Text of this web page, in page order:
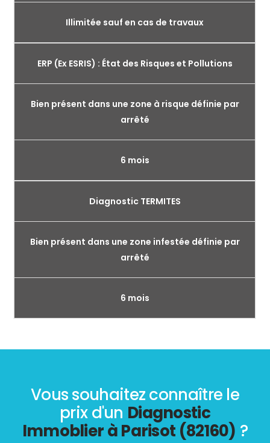
Illimitée sauf en cas de travaux
ERP (Ex ESRIS) : État des Risques et Pollutions
Bien présent dans une zone à risque définie par
arrêté
6 mois
Diagnostic TERMITES
Bien présent dans une zone infestée définie par
arrêté
6 mois
Vous souhaitez connaître le
prix d'un Diagnostic
Immoblier à Parisot (82160) ?